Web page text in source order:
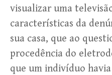
visualizar uma
características da
sua casa, que ao
procedência do
que um indivíduo